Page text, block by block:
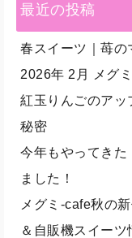
最近の投稿
春スイーツ｜苺の
2026年 2月 メグ
紅玉りんごのアッ
秘密
今年もやってきた
ました！
メグミ-cafe秋の
＆自販機スイーツ